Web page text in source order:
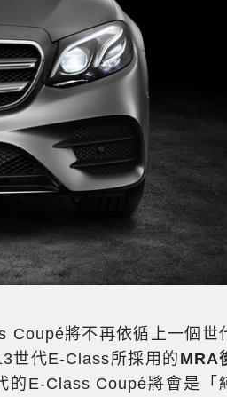
Coupé將不再依循上一個世
世代E-Class所採用的 MRA
的E-Class Coupé將會是「